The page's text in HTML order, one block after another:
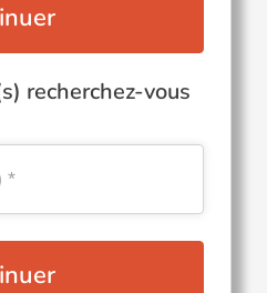
recherchez-vous